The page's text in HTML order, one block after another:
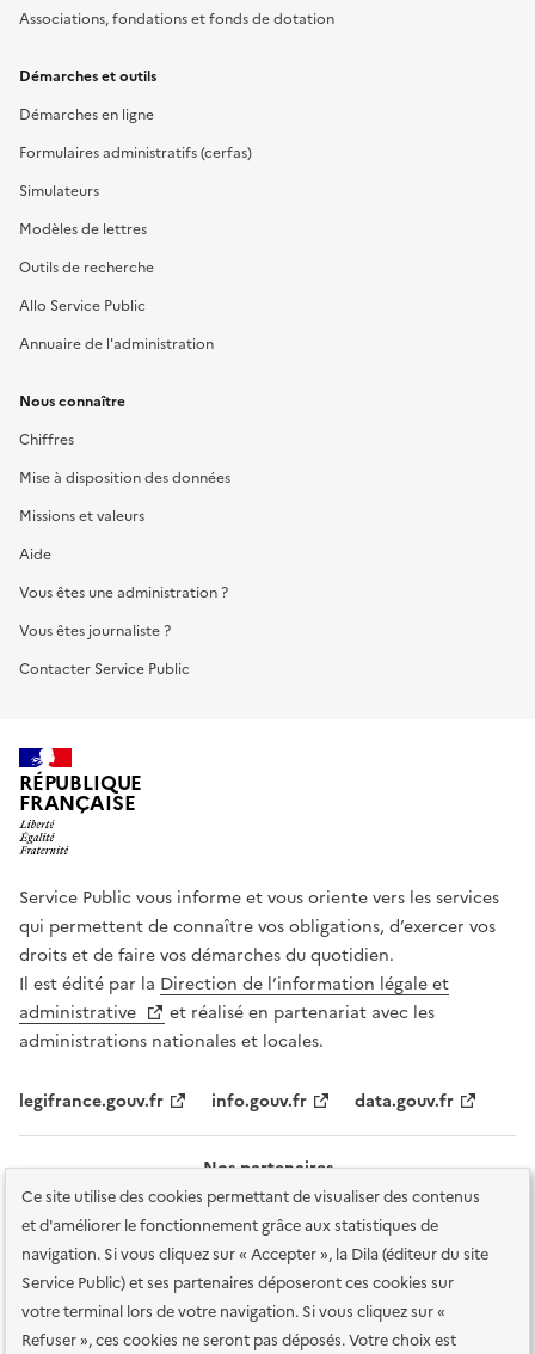
Ce site utilise des cookies permettant de visualiser des contenus
et d'améliorer le fonctionnement grâce aux statistiques de
navigation. Si vous cliquez sur « Accepter », la Dila (éditeur du site
Service Public) et ses partenaires déposeront ces cookies sur
votre terminal lors de votre navigation. Si vous cliquez sur «
Refuser », ces cookies ne seront pas déposés. Votre choix est
Associations, fondations et fonds de dotation
Démarches et outils
Démarches en ligne
Formulaires administratifs (cerfas)
Simulateurs
Modèles de lettres
Outils de recherche
Allo Service Public
Annuaire de l'administration
Nous connaître
Chiffres
Mise à disposition des données
Missions et valeurs
Aide
Vous êtes une administration ?
Vous êtes journaliste ?
Contacter Service Public
RÉPUBLIQUE
FRANÇAISE
Service Public vous informe et vous oriente vers les services
qui permettent de connaître vos obligations, d’exercer vos
droits et de faire vos démarches du quotidien.
Il est édité par la Direction de l’information légale et
administrative
et réalisé en partenariat avec les
administrations nationales et locales.
legifrance.gouv.fr info.gouv.fr data.gouv.fr
Nos partenaires
Plan du site Accessibilité : totalement conforme
Accessibilité des